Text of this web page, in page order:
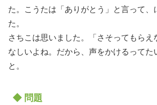
た。こうたは「ありがとう」と言って、
た。
さちこは思いました。「さそってもらえ
なしいよね。だから、声をかけるってた
と。
◆ 問題